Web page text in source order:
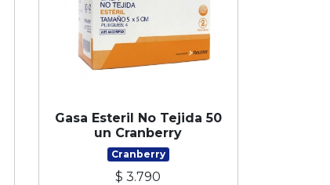
Gasa Esteril No Tejida 50
un Cranberry
Cranberry
$ 3.790